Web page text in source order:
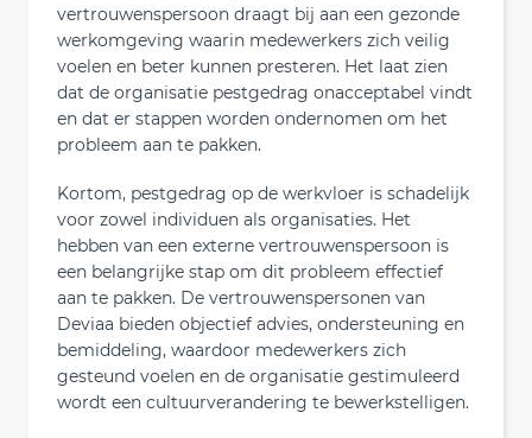
vertrouwenspersoon draagt bij aan een gezonde
werkomgeving waarin medewerkers zich veilig
voelen en beter kunnen presteren. Het laat zien
dat de organisatie pestgedrag onacceptabel vindt
en dat er stappen worden ondernomen om het
probleem aan te pakken.
Kortom, pestgedrag op de werkvloer is schadelijk
voor zowel individuen als organisaties. Het
hebben van een externe vertrouwenspersoon is
een belangrijke stap om dit probleem effectief
aan te pakken. De vertrouwenspersonen van
Deviaa bieden objectief advies, ondersteuning en
bemiddeling, waardoor medewerkers zich
gesteund voelen en de organisatie gestimuleerd
wordt een cultuurverandering te bewerkstelligen.